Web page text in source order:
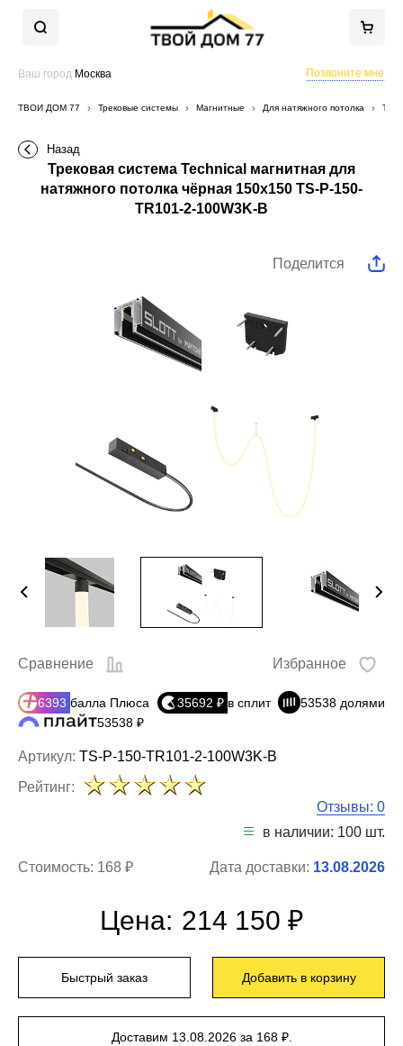
Ваш город Москва Позвоните мне
ТВОЙ ДОМ 77 Трековые системы Магнитные Для натяжного потолка
Назад
Трековая система Technical магнитная для
натяжного потолка чёрная 150x150 TS-P-150-
TR101-2-100W3K-B
Поделится
Артикул: TS-P-150-TR101-2-100W3K-B
Сравнение Избранное
6393 балла Плюса 35692 ₽ в сплит
53538 долями
53538 ₽
Рейтинг:
Отзывы: 0
в наличии: 100 шт.
Стоимость: 168 ₽ Дата доставки: 13.08.2026
Цена: 214 150 ₽
Быстрый заказ Добавить в корзину
Доставим 13.08.2026 за 168 ₽.